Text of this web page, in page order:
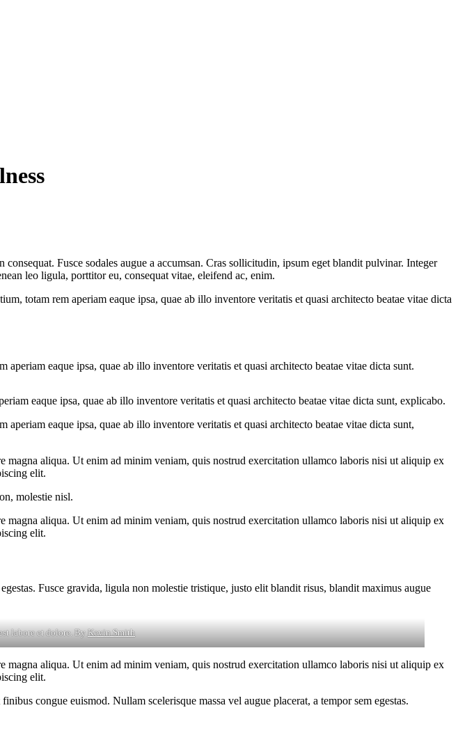
Fusce sodales augue a accumsan. Cras sollicitudin, ipsum eget blandit pulvinar. Integer
leo ligula, porttitor eu, consequat vitae, eleifend ac, enim.
totam rem aperiam eaque ipsa, quae ab illo inventore veritatis et quasi architecto beatae vitae dicta
eaque ipsa, quae ab illo inventore veritatis et quasi architecto beatae vitae dicta sunt.
eaque ipsa, quae ab illo inventore veritatis et quasi architecto beatae vitae dicta sunt, explicabo.
eaque ipsa, quae ab illo inventore veritatis et quasi architecto beatae vitae dicta sunt,
aliqua. Ut enim ad minim veniam, quis nostrud exercitation ullamco laboris nisi ut aliquip ex
elit.
molestie nisl.
aliqua. Ut enim ad minim veniam, quis nostrud exercitation ullamco laboris nisi ut aliquip ex
elit.
Fusce gravida, ligula non molestie tristique, justo elit blandit risus, blandit maximus augue
labore et dolore. ByKevin Smith
aliqua. Ut enim ad minim veniam, quis nostrud exercitation ullamco laboris nisi ut aliquip ex
elit.
congue euismod. Nullam scelerisque massa vel augue placerat, a tempor sem egestas.